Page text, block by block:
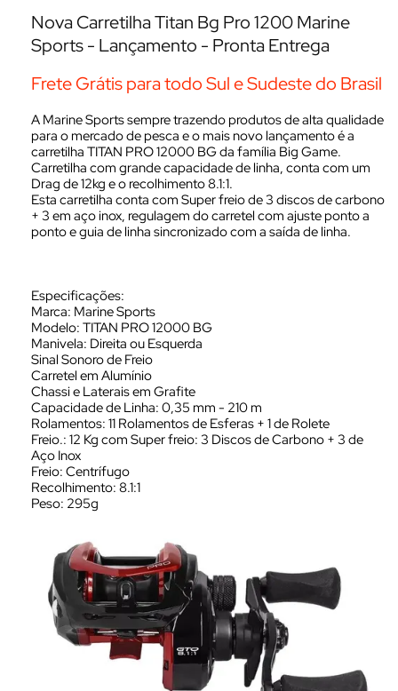
Nova Carretilha Titan Bg Pro 1200 Marine
Sports - Lançamento - Pronta Entrega
Frete Grátis para todo Sul e Sudeste do Brasil
A Marine Sports sempre trazendo produtos de alta qualidade
para o mercado de pesca e o mais novo lançamento é a
carretilha TITAN PRO 12000 BG da família Big Game.
Carretilha com grande capacidade de linha, conta com um
Drag de 12kg e o recolhimento 8.1:1.
Esta carretilha conta com Super freio de 3 discos de carbono
+ 3 em aço inox, regulagem do carretel com ajuste ponto a
ponto e guia de linha sincronizado com a saída de linha.
Especificações:
Marca: Marine Sports
Modelo: TITAN PRO 12000 BG
Manivela: Direita ou Esquerda
Sinal Sonoro de Freio
Carretel em Alumínio
Chassi e Laterais em Grafite
Capacidade de Linha: 0,35 mm - 210 m
Rolamentos: 11 Rolamentos de Esferas + 1 de Rolete
Freio.: 12 Kg com Super freio: 3 Discos de Carbono + 3 de
Aço Inox
Freio: Centrífugo
Recolhimento: 8.1:1
Peso: 295g